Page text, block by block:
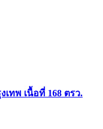
เทพ เนื้อที่ 168 ตรว.